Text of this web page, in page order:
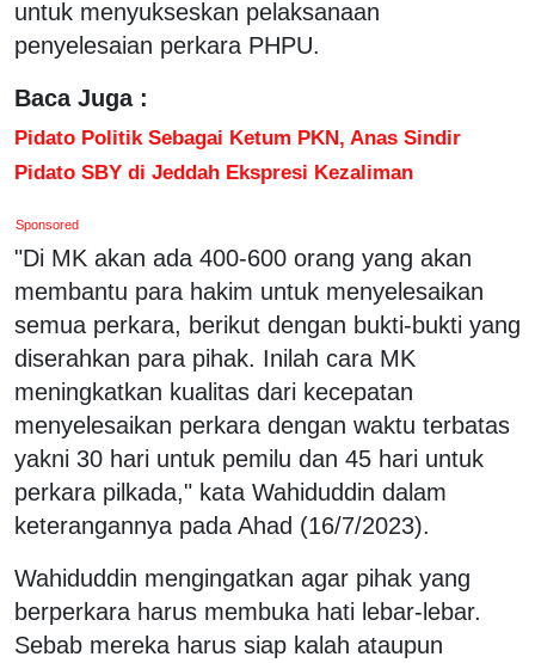
untuk menyukseskan pelaksanaan
penyelesaian perkara PHPU.
Baca Juga :
Pidato Politik Sebagai Ketum PKN, Anas Sindir
Pidato SBY di Jeddah Ekspresi Kezaliman
Sponsored
"Di MK akan ada 400-600 orang yang akan
membantu para hakim untuk menyelesaikan
semua perkara, berikut dengan bukti-bukti yang
diserahkan para pihak. Inilah cara MK
meningkatkan kualitas dari kecepatan
menyelesaikan perkara dengan waktu terbatas
yakni 30 hari untuk pemilu dan 45 hari untuk
perkara pilkada," kata Wahiduddin dalam
keterangannya pada Ahad (16/7/2023).
Wahiduddin mengingatkan agar pihak yang
berperkara harus membuka hati lebar-lebar.
Sebab mereka harus siap kalah ataupun